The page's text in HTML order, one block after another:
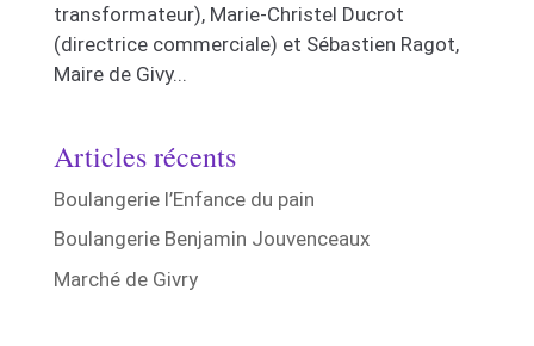
transformateur), Marie-Christel Ducrot
(directrice commerciale) et Sébastien Ragot,
Maire de Givy...
Articles récents
Boulangerie l’Enfance du pain
Boulangerie Benjamin Jouvenceaux
Marché de Givry